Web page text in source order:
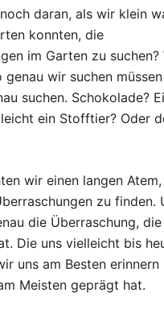
daran, als wir klein
konnten, die
im Garten zu suchen?
wir suchen
suchen. Schokolade?
ein Stofftier? Oder
wir einen langen
zu finden.
die Überraschung, die
Die uns vielleicht bis
uns am Besten erinnern
Meisten geprägt hat.